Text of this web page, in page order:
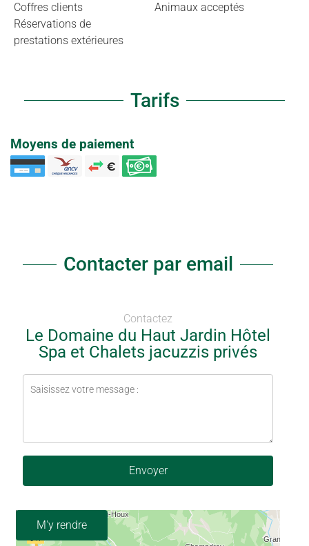
Coffres clients
Réservations de
prestations extérieures
Animaux acceptés
Tarifs
Moyens de paiement
Contacter par email
Contactez
Le Domaine du Haut Jardin Hôtel
Spa et Chalets jacuzzis privés
Envoyer
M'y rendre